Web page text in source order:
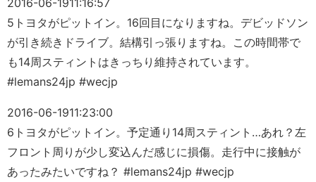
2016-06-1911:16:57
5トヨタがピットイン。16回目になりますね。デビッドソン
が引き続きドライブ。結構引っ張りますね。この時間帯で
も14周スティントはきっちり維持されています。
#lemans24jp #wecjp
2016-06-1911:23:00
6トヨタがピットイン。予定通り14周スティント…あれ？左
フロント周りが少し変込んだ感じに損傷。走行中に接触が
あったみたいですね？ #lemans24jp #wecjp